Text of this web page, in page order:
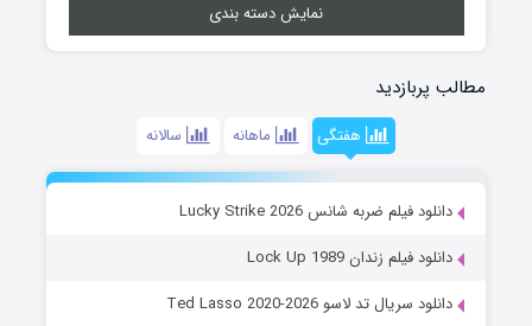
نمایش دسته بندی
مطالب پربازدید
هفتگی ماهانه سالانه
دانلود فیلم ضربه شانس Lucky Strike 2026
دانلود فیلم زندان Lock Up 1989
دانلود سریال تد لاسو Ted Lasso 2020-2026